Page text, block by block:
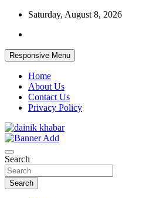
Skip
content
Saturday, August 8, 2026
Responsive Menu
Home
About Us
Contact Us
Privacy Policy
Dainikkhabar.in –
Search
Search